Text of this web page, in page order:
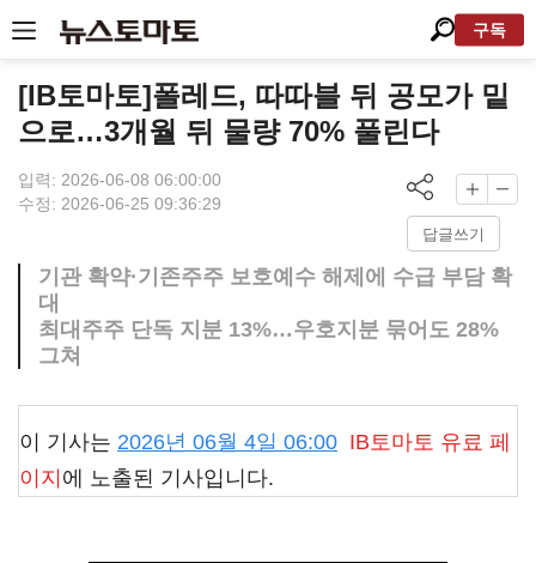
구독
[IB토마토]폴레드, 따따블 뒤 공모가 밑
으로…3개월 뒤 물량 70% 풀린다
입력: 2026-06-08 06:00:00
수정: 2026-06-25 09:36:29
답글쓰기
기관 확약·기존주주 보호예수 해제에 수급 부담 확
대
최대주주 단독 지분 13%…우호지분 묶어도 28%
그쳐
이 기사는 2026년 06월 4일 06:00 IB토마토 유료 페
이지 에 노출된 기사입니다.